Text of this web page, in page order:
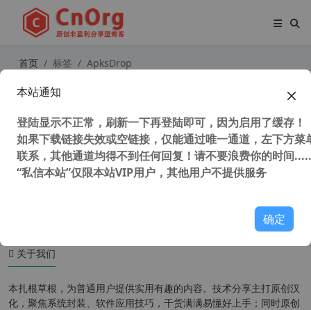
首页 标签 ApksDrop
关于我们
本扎根草根，为普通用户提供实用有趣的内容。技术分享主打原创汉
化，聚焦系统封装、软件应用技巧，干货满满易懂好上手；同时原创
本站通知
登陆显示不正常，刷新一下再登陆即可，因为启用了缓存！
如果下载链接失效或空链接，仅能通过唯一通道，左下方菜
联系，其他通道均得不到任何回复！请不要浪费你的时间
“私信本站”仅限本站VIP用户，其他用户不提供服务
确定